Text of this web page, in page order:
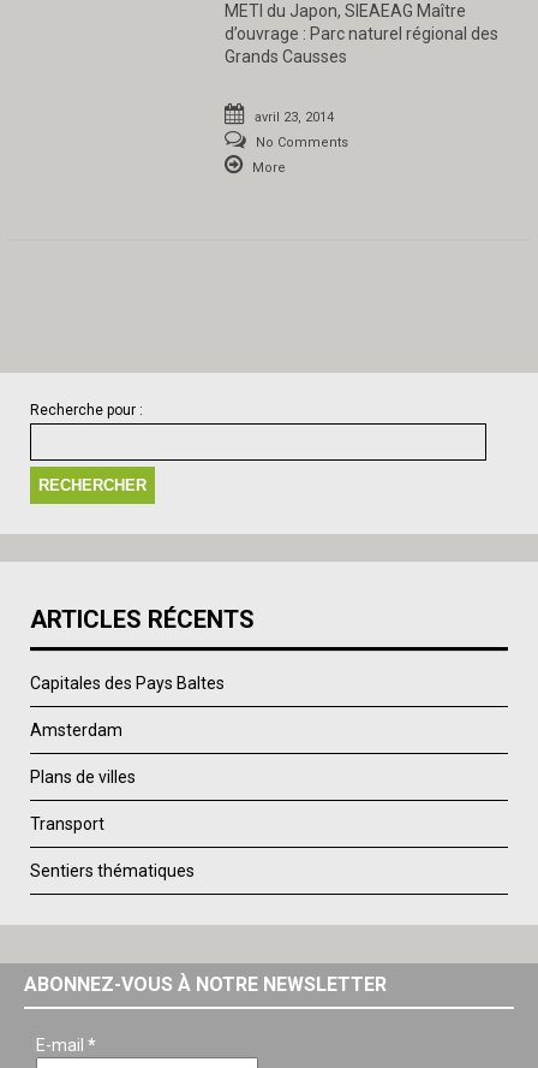
METI du Japon, SIEAEAG Maître
d’ouvrage : Parc naturel régional des
Grands Causses
avril 23, 2014
No Comments
More
Recherche pour :
ARTICLES RÉCENTS
Capitales des Pays Baltes
Amsterdam
Plans de villes
Transport
Sentiers thématiques
ABONNEZ-VOUS À NOTRE NEWSLETTER
E-mail *